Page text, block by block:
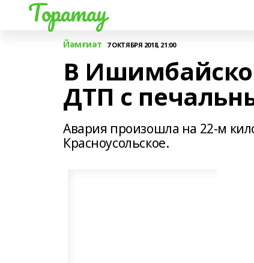
Торатау
Йәмғиәт 7 ОКТЯБРЯ 2018, 21:00
В
ДТП с
Авария произошла на 22-м
Красноусольское.